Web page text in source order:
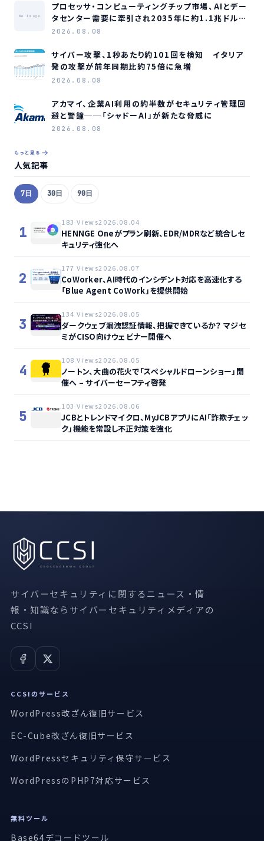
No Image
プロセッサ・コンピューティングチップ市場、AIとデー
タセンター需要に牽引され2035年に約1.1兆ドル規
模へ成長か
2026.08.08
サイバー攻撃、1秒あたり約101回を検知 イタリア
発の攻撃が前年同期比約75倍に急増
2026.08.08
アカマイ、企業AI利用の約半数がセキュリティ管理回
避と警鐘──「シャドーAI」が新たな脅威に
2026.08.08
もっと見る
人気記事
7日 30日 90日
1
183 Views2026.08.04
HENNGE Oneがプラン刷新、EDR/MDRなど統合しセ
キュリティ強化へ
2
177 Views2026.08.07
CoWorker、AI時代のインシデント対応を高速化する
「Blue Agent CoWork」を提供開始
3
134 Views2026.08.05
ダークウェブ漏洩認証情報、把握できているか？ マジセ
ミがCISO向けウェビナー開催へ
4
108 Views2026.08.05
ノートン、大曲の花火で「スペシャルドローンショー」開
催へ – サイバーセーフティ啓発
5
103 Views2026.08.06
JCBとトレンドマイクロ、MyJCBアプリにAI「詐欺チェッ
ク」機能を常設し不正対策を強化
サイバーセキュリティに関するニュース・情
報・知識ならサイバーセキュリティメディアの
CCSI
CCSIのサービス
WordPress改ざん復旧サービス
EC-Cube改ざん復旧サービス
WordPressセキュリティ保守サービス
WordPressのPHP7対応サービス
無料ツール
Base64デコードツール